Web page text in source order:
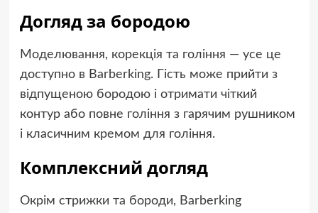
Догляд за бородою
Моделювання, корекція та гоління — усе це
доступно в Barberking. Гість може прийти з
відпущеною бородою і отримати чіткий
контур або повне гоління з гарячим рушником
і класичним кремом для гоління.
Комплексний догляд
Окрім стрижки та бороди, Barberking